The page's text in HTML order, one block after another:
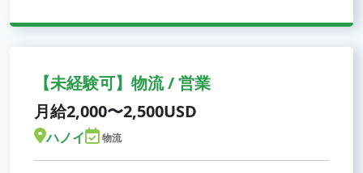
【未経験可】物流 / 営業
月給2,000〜2,500USD
ハノイ 物流